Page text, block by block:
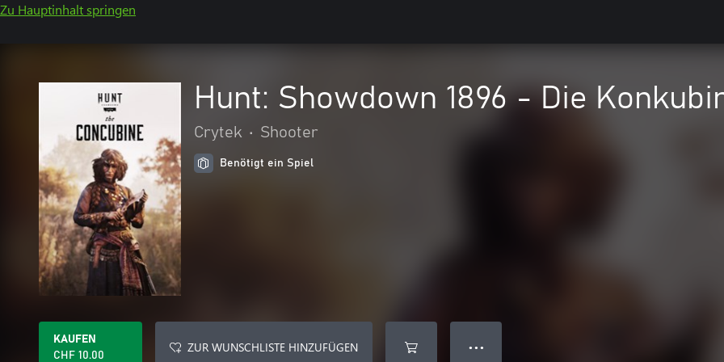
Zu Hauptinhalt springen
Hunt: Showdown 1896 - Die
Crytek • Shooter
Benötigt ein Spiel
KAUFEN
CHF 10.00
ZUR WUNSCHLISTE HINZUFÜGEN ● ● ●